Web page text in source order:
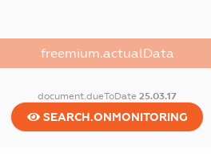
freemium.actualData
document.dueToDate25.03.17
SEARCH.ONMONITORING